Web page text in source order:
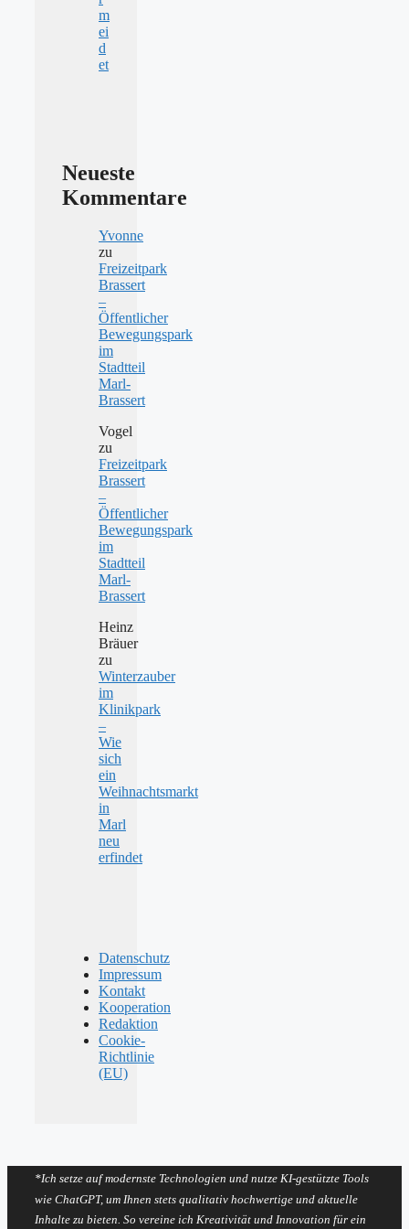
m
ei
d
et
Neueste
Kommentare
Yvonne
zu
Freizeitpark
Brassert
–
Öffentlicher
Bewegungspark
im
Stadtteil
Marl-
Brassert
Vogel
zu
Freizeitpark
Brassert
–
Öffentlicher
Bewegungspark
im
Stadtteil
Marl-
Brassert
Heinz
Bräuer
zu
Winterzauber
im
Klinikpark
–
Wie
sich
ein
Weihnachtsmarkt
in
Marl
neu
erfindet
Datenschutz
Impressum
Kontakt
Kooperation
Redaktion
Cookie-
Richtlinie
(EU)
*Ich setze auf modernste Technologien und nutze KI-gestützte Tools
wie ChatGPT, um Ihnen stets qualitativ hochwertige und aktuelle
Inhalte zu bieten. So vereine ich Kreativität und Innovation für ein